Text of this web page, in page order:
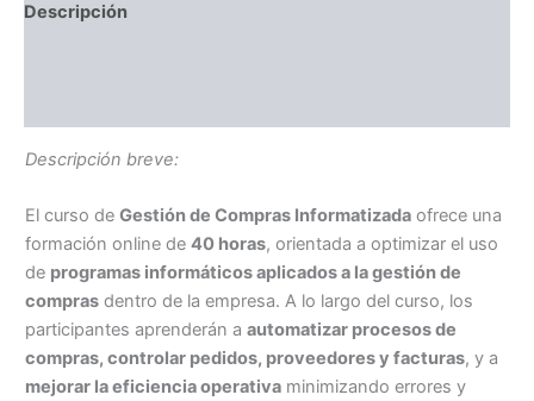
Descripción
Descripción breve:
El curso de Gestión de Compras Informatizada ofrece una
formación online de 40 horas, orientada a optimizar el uso
de programas informáticos aplicados a la gestión de
compras dentro de la empresa. A lo largo del curso, los
participantes aprenderán a automatizar procesos de
compras, controlar pedidos, proveedores y facturas, y a
mejorar la eficiencia operativa minimizando errores y